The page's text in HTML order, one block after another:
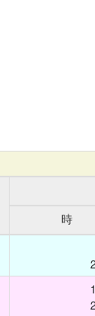
時